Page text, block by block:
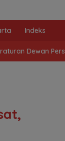
Indeks
Dewan Pers